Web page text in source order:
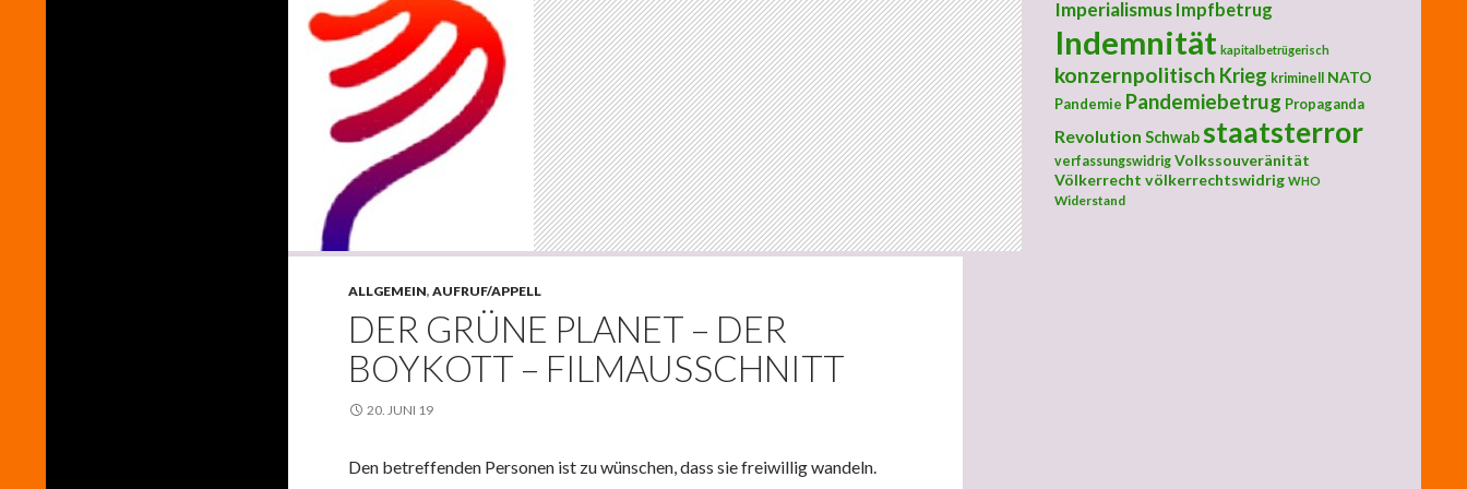
ALLGEMEIN, AUFRUF/APPELL
DER GRÜNE PLANET – DER
BOYKOTT – FILMAUSSCHNITT
20. JUNI 19
Den betreffenden Personen ist zu wünschen, dass sie freiwillig wandeln.
Imperialismus Impfbetrug
Indemnität kapitalbetrügerisch
konzernpolitisch Krieg kriminell
NATO
Pandemie Pandemiebetrug Propaganda
Revolution Schwabstaatsterror
verfassungswidrig Volkssouveränität
Völkerrecht völkerrechtswidrig WHO
Widerstand